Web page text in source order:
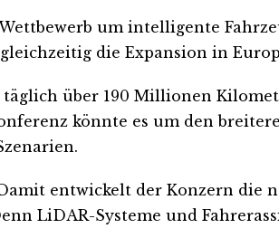
um intelligente
die Expansion in
täglich über 190 Millionen
könnte es um den
entwickelt der Konzern
LiDAR-Systeme und